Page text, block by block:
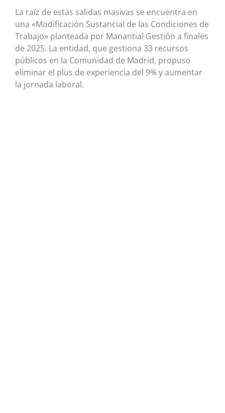
La raíz de estas salidas masivas se encuentra en
una «Modificación Sustancial de las Condiciones de
Trabajo» planteada por Manantial Gestión a finales
de 2025. La entidad, que gestiona 33 recursos
públicos en la Comunidad de Madrid, propuso
eliminar el plus de experiencia del 9% y aumentar
la jornada laboral.